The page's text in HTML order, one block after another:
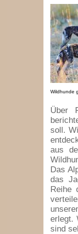
Wildhunde
Über
soll.
aus
Das
das
Reihe
erlegt.
sind